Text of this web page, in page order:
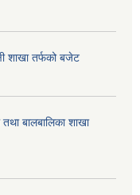
शाखा तर्फको बजेट
बालबालिका शाखा